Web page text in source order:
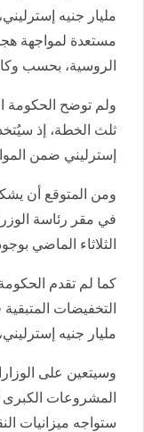
مليار جنيه
مستعدة لمواجهة
الروسية، بحسب
ولم توضح الحكومة
إسترليني ضمن
ومن المتوقع أن
في مقر رئاسة
الثلاثاء الماضي
كما لم تقدم
مليار جنيه
المشروعات الكبرى
ستواجه ميزانيات